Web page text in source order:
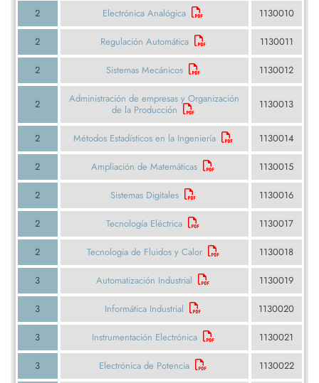
2 Electrónica Analógica 1130010
2 Regulación Automática 1130011
2 Sistemas Mecánicos 1130012
2
Administración de empresas y Organización
de la Producción
1130013
2 Métodos Estadísticos en la Ingeniería 1130014
2 Ampliación de Matemáticas 1130015
2 Sistemas Digitales 1130016
2 Tecnología Eléctrica 1130017
2 Tecnología de Fluidos y Calor 1130018
3 Automatización Industrial 1130019
3 Informática Industrial 1130020
3 Instrumentación Electrónica 1130021
3 Electrónica de Potencia 1130022